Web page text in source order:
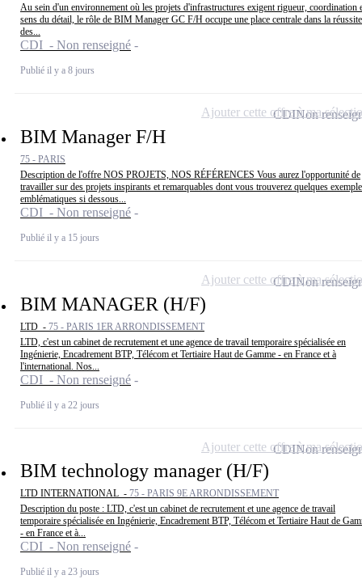
Au sein d'un environnement où les projets d'infrastructures exigent rigueur, coordination
sens du détail, le rôle de BIM Manager GC F/H occupe une place centrale dans la réussite
des...
CDI - Non renseigné
Publié il y a 8 jours
BIM Manager F/H
75 - PARIS
Description de l'offre NOS PROJETS, NOS RÉFÉRENCES Vous aurez l'opportunité de
travailler sur des projets inspirants et remarquables dont vous trouverez quelques
emblématiques si dessous...
CDI - Non renseigné
Publié il y a 15 jours
CDINon
Ajouter cette offre à ma
BIM MANAGER (H/F)
LTD - 75 - PARIS 1ER ARRONDISSEMENT
LTD, c'est un cabinet de recrutement et une agence de travail temporaire spécialisée en
Ingénierie, Encadrement BTP, Télécom et Tertiaire Haut de Gamme - en France et à
l'international. Nos...
CDI - Non renseigné
Publié il y a 22 jours
CDINon
Ajouter cette offre à ma
BIM technology manager (H/F)
LTD INTERNATIONAL - 75 - PARIS 9E ARRONDISSEMENT
Description du poste : LTD, c'est un cabinet de recrutement et une agence de travail
temporaire spécialisée en Ingénierie, Encadrement BTP, Télécom et Tertiaire Haut de
- en France et à...
CDI - Non renseigné
Publié il y a 23 jours
CDINon
Ajouter cette offre à ma